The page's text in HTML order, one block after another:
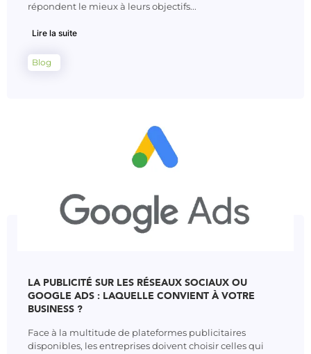
répondent le mieux à leurs objectifs...
Lire la suite
Blog
LA PUBLICITÉ SUR LES RÉSEAUX SOCIAUX OU
GOOGLE ADS : LAQUELLE CONVIENT À VOTRE
BUSINESS ?
Face à la multitude de plateformes publicitaires
disponibles, les entreprises doivent choisir celles qui